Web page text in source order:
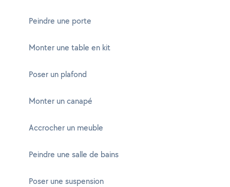
Peindre une porte
Monter une table en kit
Poser un plafond
Monter un canapé
Accrocher un meuble
Peindre une salle de bains
Poser une suspension